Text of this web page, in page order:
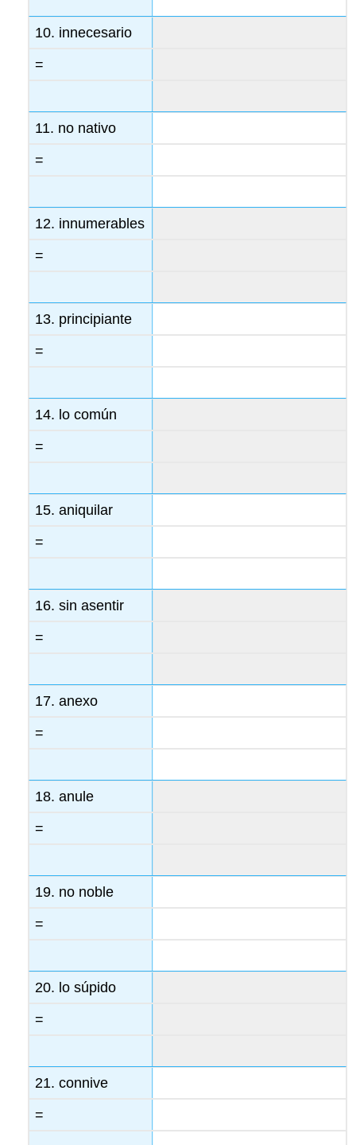
10. innecesario
=
11. no nativo
=
12. innumerables
=
13. principiante
=
14. lo común
=
15. aniquilar
=
16. sin asentir
=
17. anexo
=
18. anule
=
19. no noble
=
20. lo súpido
=
21. connive
=